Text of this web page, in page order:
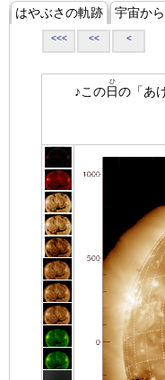
はやぶさの軌跡 宇宙か
<<< << <
♪この日
ひ
の「あ